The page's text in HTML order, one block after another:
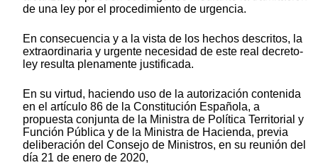
de una ley por el procedimiento de urgencia.
En consecuencia y a la vista de los hechos descritos, la
extraordinaria y urgente necesidad de este real decreto-
ley resulta plenamente justificada.
En su virtud, haciendo uso de la autorización contenida
en el artículo 86 de la Constitución Española, a
propuesta conjunta de la Ministra de Política Territorial y
Función Pública y de la Ministra de Hacienda, previa
deliberación del Consejo de Ministros, en su reunión del
día 21 de enero de 2020,